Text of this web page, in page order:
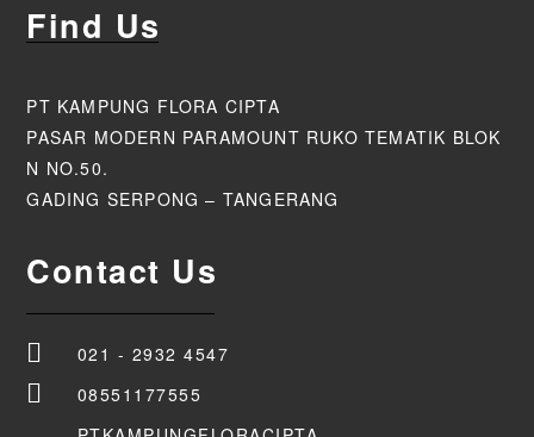
Find Us
PT KAMPUNG FLORA CIPTA
PASAR MODERN PARAMOUNT RUKO TEMATIK BLOK
N NO.50.
GADING SERPONG – TANGERANG
Contact Us
021 - 2932 4547
08551177555